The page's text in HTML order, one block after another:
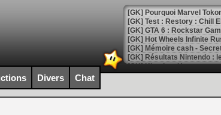
[GK] Pourquoi Marvel
[GK] Test : Restory : Chill
[GK] GTA 6 : Rockstar
[GK] Hot Wheels Infinite
[GK] Mémoire cash -
[GK] Résultats Nintendo :
[GK] Déjà des
[Mo5] Brickboy cherche à
[GK] Minecraft et ses «
Divers Chat